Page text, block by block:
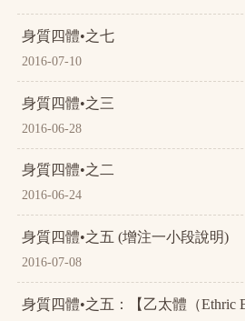
身質四體•之七
2016-07-10
身質四體•之三
2016-06-28
身質四體•之二
2016-06-24
身質四體•之五 (增注一小段說明)
2016-07-08
身質四體•之五：【乙太體（Ethric